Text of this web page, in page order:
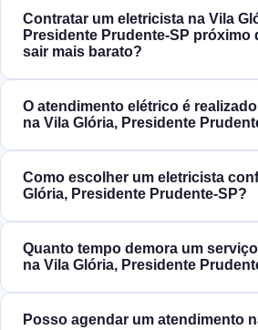
Contratar um eletricista na Vila
Presidente Prudente‑SP próximo
sair mais barato?
O atendimento elétrico é
na Vila Glória, Presidente
Como escolher um eletricista
Glória, Presidente Prudente‑SP?
Quanto tempo demora um
na Vila Glória, Presidente
Posso agendar um atendimento